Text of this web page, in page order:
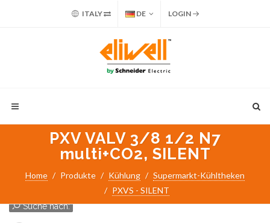
ITALY DE LOGIN
PXV VALV 3/8 1/2 N7
multi+CO2, SILENT
Home Produkte Kühlung
Supermarkt-Kühltheken
PXVS - SILENT
Suche nach: